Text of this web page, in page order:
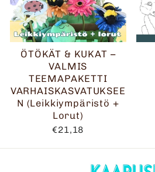
ÖTÖKÄT & KUKAT –
VALMIS
TEEMAPAKETTI
VARHAISKASVATUKSEE
N (Leikkiympäristö +
Lorut)
€21,18